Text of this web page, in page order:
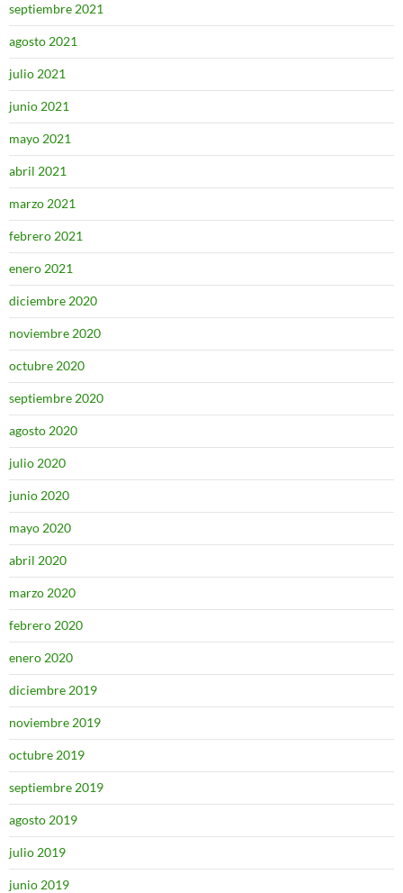
septiembre 2021
agosto 2021
julio 2021
junio 2021
mayo 2021
abril 2021
marzo 2021
febrero 2021
enero 2021
diciembre 2020
noviembre 2020
octubre 2020
septiembre 2020
agosto 2020
julio 2020
junio 2020
mayo 2020
abril 2020
marzo 2020
febrero 2020
enero 2020
diciembre 2019
noviembre 2019
octubre 2019
septiembre 2019
agosto 2019
julio 2019
junio 2019